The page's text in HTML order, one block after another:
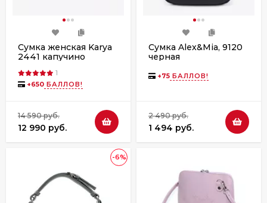
Сумка женская Karya
2441 капучино
1
+650 БАЛЛОВ!
14 590 руб.
12 990 руб.
Сумка Alex&Mia, 9120
черная
+75 БАЛЛОВ!
2 490 руб.
1 494 руб.
-6%